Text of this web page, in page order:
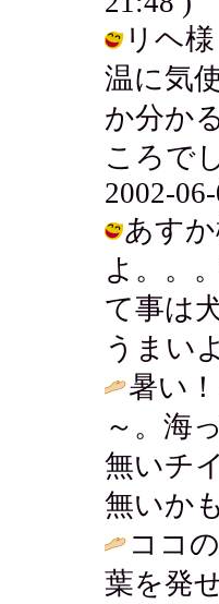
リヘ
温に気
か分か
ころで
2002-
あす
よ。。
て事は
うまい
暑い
～。海
無いチ
無いか
ココ
葉を発